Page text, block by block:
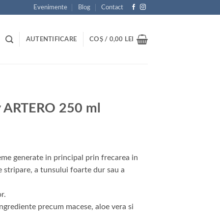
Evenimente Blog Contact
AUTENTIFICARE COȘ / 0,00 LEI
250 ml
generate in principal prin frecarea in
a tunsului foarte dur sau a
precum macese, aloe vera si